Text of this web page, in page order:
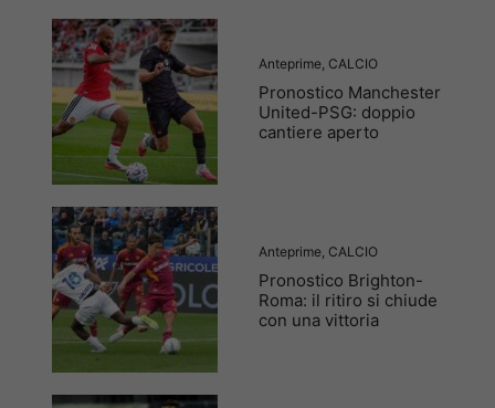
Anteprime, CALCIO
Pronostico Manchester
United-PSG: doppio
cantiere aperto
Anteprime, CALCIO
Pronostico Brighton-
Roma: il ritiro si chiude
con una vittoria